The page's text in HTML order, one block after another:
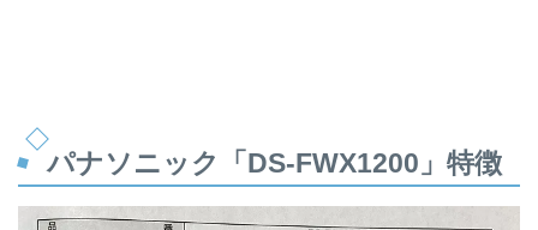
パナソニック「DS-FWX1200」特徴